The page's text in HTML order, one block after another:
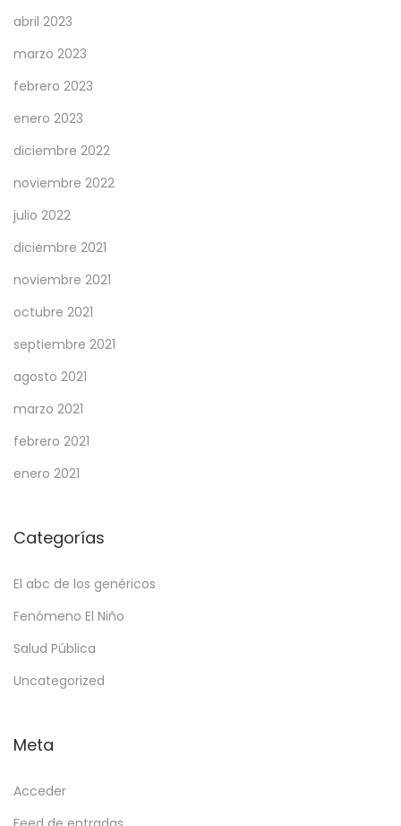
abril 2023
marzo 2023
febrero 2023
enero 2023
diciembre 2022
noviembre 2022
julio 2022
diciembre 2021
noviembre 2021
octubre 2021
septiembre 2021
agosto 2021
marzo 2021
febrero 2021
enero 2021
Categorías
El abc de los genéricos
Fenómeno El Niño
Salud Pública
Uncategorized
Meta
Acceder